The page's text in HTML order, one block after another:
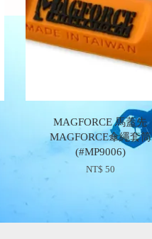
MAGFORCE 馬蓋先
MAGFORCE傘繩套筒
(#MP9006)
NT$ 50